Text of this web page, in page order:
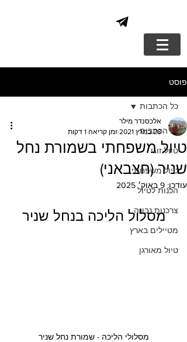
פוסט
כל הכתבות
טיול זוגי
טיול משפחתי
הכנות לטיול
צרכנות נבונה
מטיילים בארץ
טיול מאורגן
כל הכתבות
טיול משפחתי בשמורת נחל
שניר (חצבאני)
אלכסנדר מילר
28 במרץ 2021
זמן קריאה 1 דקות
עודכן: 9 באוק׳ 2025
מסלול הליכה בנחל שניר
מסלולי הליכה - שמורת נחל שניר